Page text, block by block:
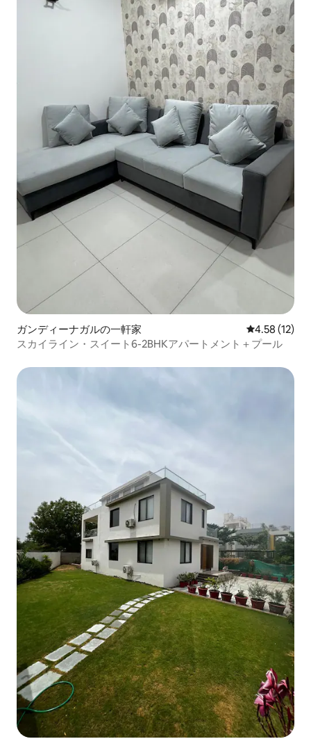
ガンディーナガルの一軒家 レビュー12
4.58 (12)
スカイライン・スイート6-2BHKアパートメント＋プール